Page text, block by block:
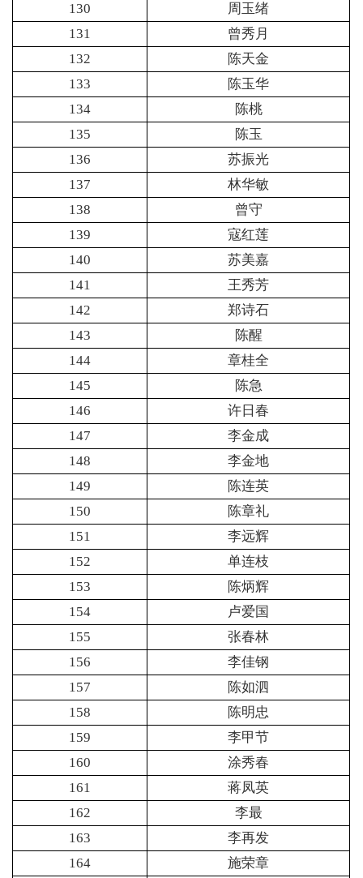
130
周玉绪
131
曾秀月
132
陈天金
133
陈玉华
134
陈桃
135
陈玉
136
苏振光
137
林华敏
138
曾守
139
寇红莲
140
苏美嘉
141
王秀芳
142
郑诗石
143
陈醒
144
章桂全
145
陈急
146
许日春
147
李金成
148
李金地
149
陈连英
150
陈章礼
151
李远辉
152
单连枝
153
陈炳辉
154
卢爱国
155
张春林
156
李佳钢
157
陈如泗
158
陈明忠
159
李甲节
160
涂秀春
161
蒋凤英
162
李最
163
李再发
164
施荣章